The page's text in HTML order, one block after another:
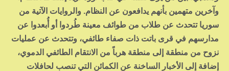
وآخرين متهمين بأنهم يدافعون عن النظام. والروايات الآتية من
سوريا تتحدث عن طلاب من طوائف معينة طُردوا أو أُبعدوا عن
مدارسهم في قرى باتت ذات صفاء طائفي، وتتحدث عن عمليات
نزوح من منطقة إلى منطقة هرباً من الانتقام الطائفي الدموي،
إضافة إلى الأخبار الساخنة عن الكمائن التي تنصب لحافلات